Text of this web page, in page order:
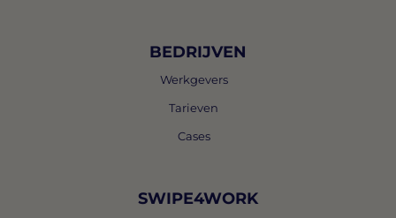
BEDRIJVEN
Werkgevers
Tarieven
Cases
SWIPE4WORK